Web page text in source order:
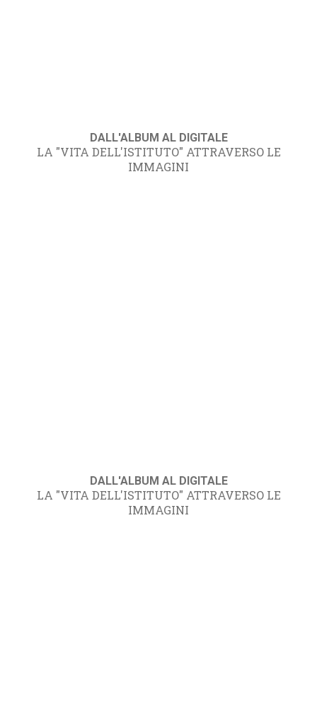
DALL'ALBUM AL DIGITALE
LA "VITA DELL'ISTITUTO" ATTRAVERSO LE
IMMAGINI
DALL'ALBUM AL DIGITALE
LA "VITA DELL'ISTITUTO" ATTRAVERSO LE
IMMAGINI